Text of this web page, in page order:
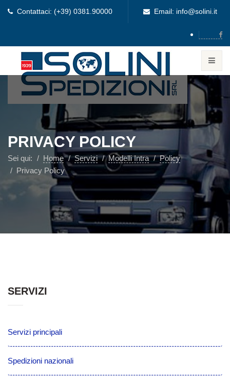
Contattaci: (+39) 0381.90000 Email: info@solini.it
PRIVACY POLICY
Sei qui: Home Servizi Modelli Intra
Policy
Privacy Policy
SERVIZI
Servizi principali
Spedizioni nazionali